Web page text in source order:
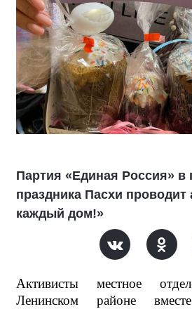
Партия «Единая Россия» в
праздника Пасхи
каждый дом!»
Активисты местное
Ленинском районе